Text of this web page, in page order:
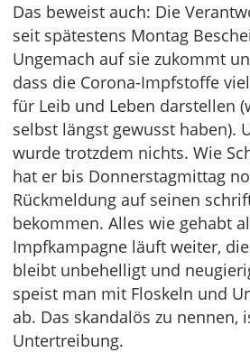
Das beweist auch: Die
seit spätestens Montag
Ungemach auf sie zukommt
dass die Corona-Impfstoffe
für Leib und Leben darstellen
selbst längst gewusst haben).
wurde trotzdem nichts. Wie
hat er bis Donnerstagmittag
Rückmeldung auf seinen
bekommen. Alles wie gehabt
Impfkampagne läuft weiter,
bleibt unbehelligt und
speist man mit Floskeln und
ab. Das skandalös zu nennen,
Untertreibung.